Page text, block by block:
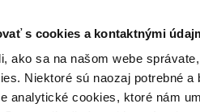
s cookies a kontaktnými
ako sa na našom webe
Niektoré sú naozaj potrebné
analytické cookies, ktoré nám
Kontakt